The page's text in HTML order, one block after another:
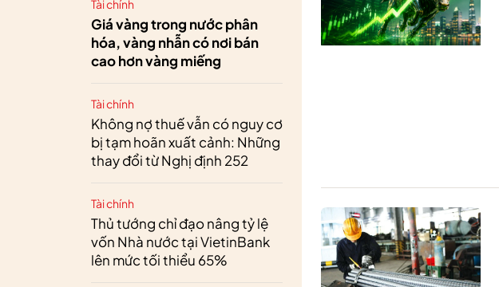
Tài chính
Giá vàng trong nước phân
hóa, vàng nhẫn có nơi bán
cao hơn vàng miếng
Tài chính
Không nợ thuế vẫn có nguy cơ
bị tạm hoãn xuất cảnh: Những
thay đổi từ Nghị định 252
Tài chính
Thủ tướng chỉ đạo nâng tỷ lệ
vốn Nhà nước tại VietinBank
lên mức tối thiểu 65%